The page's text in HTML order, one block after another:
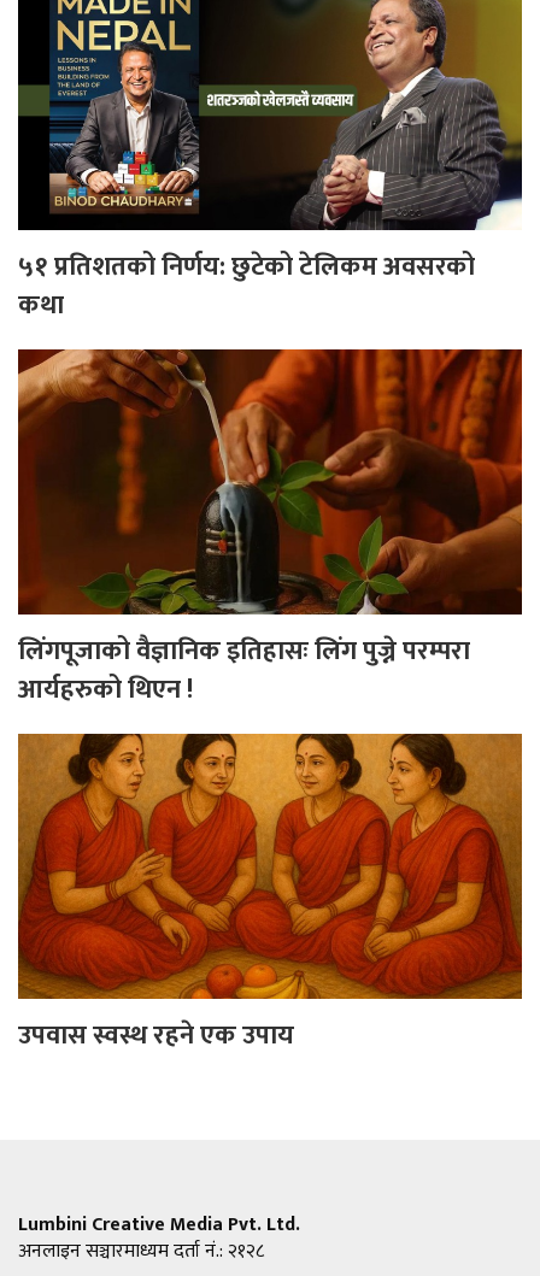
५१ प्रतिशतको निर्णय: छुटेको टेलिकम अवसरको
कथा
लिंगपूजाको वैज्ञानिक इतिहासः लिंग पुज्ने परम्परा
आर्यहरुको थिएन !
उपवास स्वस्थ रहने एक उपाय
Lumbini Creative Media Pvt. Ltd.
अनलाइन सञ्चारमाध्यम दर्ता नं.: २१२८